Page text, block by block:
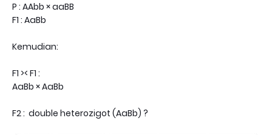
P : AAbb × aaBB
F1 : AaBb
Kemudian:
F1 >< F1 :
AaBb × AaBb
F2 : double heterozigot (AaBb) ?